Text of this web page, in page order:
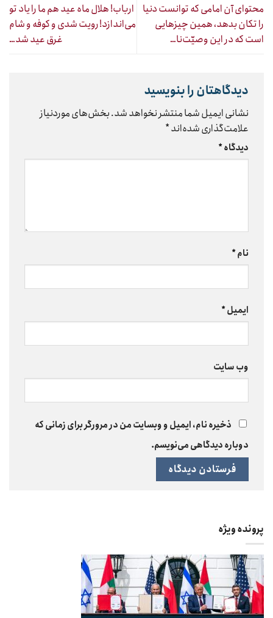
محتوای آن امامی که توانست دنیا
را تکان بدهد، همین چیزهایی
است که در این وصیّت‌نا…
ارباب!‌ هلال ماه عید هم ما را یاد تو
می‌اندازد! رویت شدی و کوفه و شام
غرق عید شد…
دیدگاهتان را بنویسید
نشانی ایمیل شما منتشر نخواهد شد.بخش‌های موردنیاز
علامت‌گذاری شده‌اند*
دیدگاه*
نام*
ایمیل*
وب‌ سایت
ذخیره نام، ایمیل و وبسایت من در مرورگر برای زمانی که
دوباره دیدگاهی می‌نویسم.
پرونده ویژه